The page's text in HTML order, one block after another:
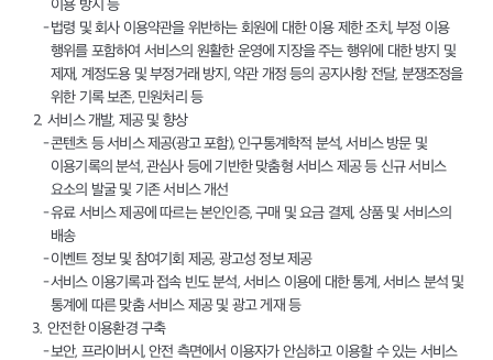
이용 방지 등
법령 및 회사 이용약관을 위반하는 회원에 대한 이용 제한 조치, 부정 이용
행위를 포함하여 서비스의 원활한 운영에 지장을 주는 행위에 대한 방지 및
제재, 계정도용 및 부정거래 방지, 약관 개정 등의 공지사항 전달, 분쟁조정을
위한 기록 보존, 민원처리 등
서비스 개발, 제공 및 향상
콘텐츠 등 서비스 제공(광고 포함), 인구통계학적 분석, 서비스 방문 및
이용기록의 분석, 관심사 등에 기반한 맞춤형 서비스 제공 등 신규 서비스
요소의 발굴 및 기존 서비스 개선
유료 서비스 제공에 따르는 본인인증, 구매 및 요금 결제, 상품 및 서비스의
배송
이벤트 정보 및 참여기회 제공, 광고성 정보 제공
서비스 이용기록과 접속 빈도 분석, 서비스 이용에 대한 통계, 서비스 분석 및
통계에 따른 맞춤 서비스 제공 및 광고 게재 등
안전한 이용환경 구축
보안, 프라이버시, 안전 측면에서 이용자가 안심하고 이용할 수 있는 서비스